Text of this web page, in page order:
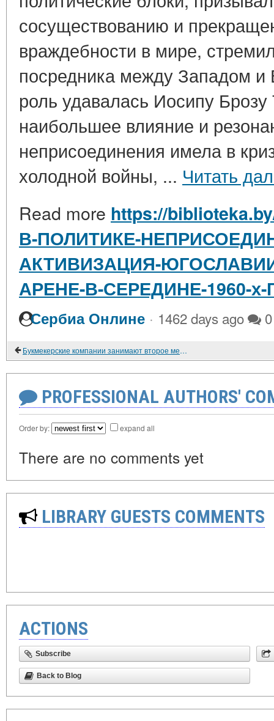
сосуществованию и
враждебности в мире,
посредника между Западом и
роль удавалась Иосипу
наибольшее влияние и
неприсоединения имела в
холодной войны, ... Читать
Read more https://
В-ПОЛИТИКЕ-
АКТИВИЗАЦИЯ-
АРЕНЕ-В-СЕРЕДИНЕ-1960-
Сербиа Онлине · 1462 days ago 0
Букмекерские компании занимают второе место среди спонсоров в британском спорте
PROFESSIONAL AUTHORS'
Order by: expand all
There are no comments yet
LIBRARY GUESTS COMMENTS
ACTIONS
Subscribe
Back to Blog